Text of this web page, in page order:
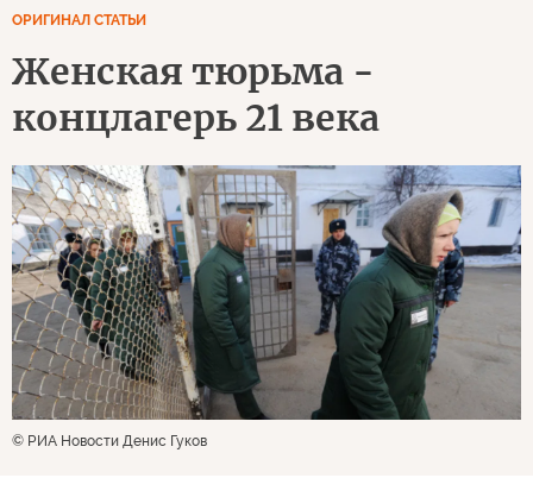
ОРИГИНАЛ СТАТЬИ
Женская тюрьма -
концлагерь 21 века
© РИА Новости Денис Гуков